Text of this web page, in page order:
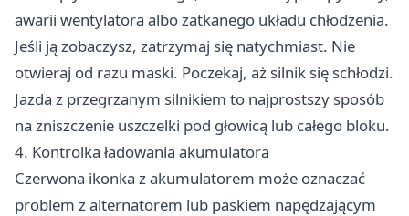
awarii wentylatora albo zatkanego układu chłodzenia.
Jeśli ją zobaczysz, zatrzymaj się natychmiast. Nie
otwieraj od razu maski. Poczekaj, aż silnik się schłodzi.
Jazda z przegrzanym silnikiem to najprostszy sposób
na zniszczenie uszczelki pod głowicą lub całego bloku.
4. Kontrolka ładowania akumulatora
Czerwona ikonka z akumulatorem może oznaczać
problem z alternatorem lub paskiem napędzającym